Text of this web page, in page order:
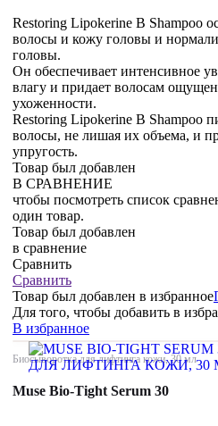
Restoring Lipokerine B Shampoo
волосы и кожу головы и
головы.
Он обеспечивает интенсивное
влагу и придает волосам
ухоженности.
Restoring Lipokerine B Shampoo
волосы, не лишая их объема, и
упругость.
Товар был добавлен
В СРАВНЕНИЕ
чтобы посмотреть список
один товар.
Товар был добавлен
в сравнение
Сравнить
Сравнить
Товар был добавлен в избранное
Для того, чтобы добавить в
В избранное
Биосыворотка для лифтинга кожи, 30 мл
Muse Bio-Tight Serum 30